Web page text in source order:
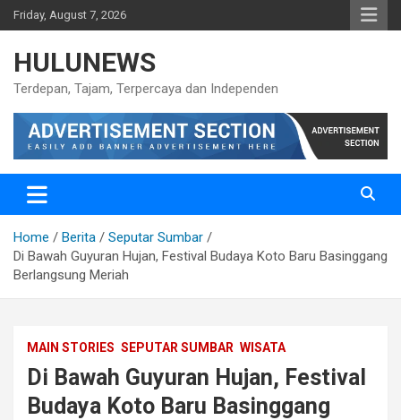
Skip
to
Friday, August 7, 2026
HULUNEWS
Terdepan, Tajam, Terpercaya dan Independen
Home Berita
Seputar Sumbar
Di Bawah Guyuran Hujan, Festival Budaya Koto Baru Basinggang
Berlangsung Meriah
MAIN STORIES SEPUTAR SUMBAR WISATA
Di Bawah Guyuran Hujan, Festival
Budaya Koto Baru Basinggang